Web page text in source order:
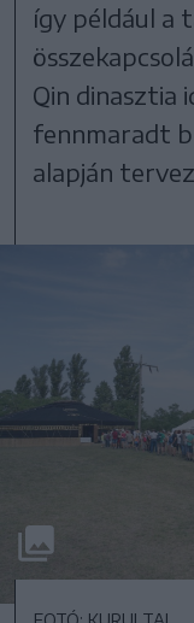
így például a
Qin dinasztia
fennmaradt
alapján